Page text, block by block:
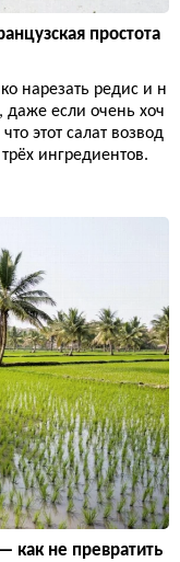
простота
нарезать редис и н
даже если очень хоч
этот салат возвод
ингредиентов.
как не превратить